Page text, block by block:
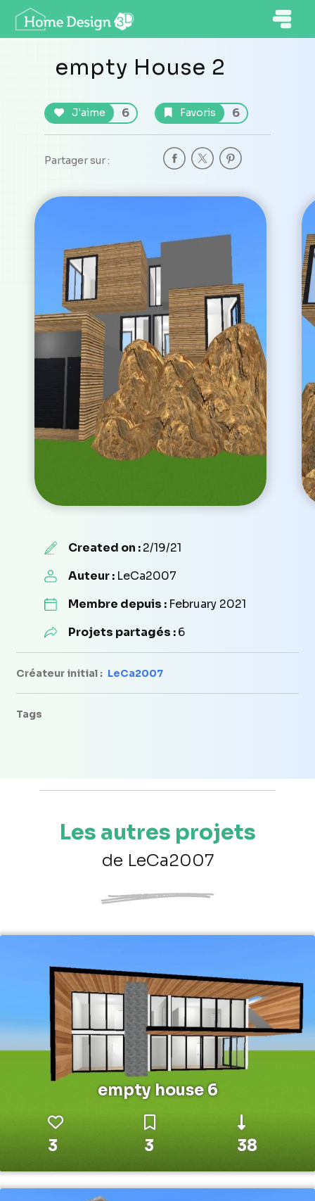
empty House 2
J'aime 6 Favoris 6
Partager sur :
Created on :2/19/21
Auteur : LeCa2007
Membre depuis : February 2021
Projets partagés :6
Créateur initial : LeCa2007
Tags
Les autres projets
de LeCa2007
empty house 6
3 3 38